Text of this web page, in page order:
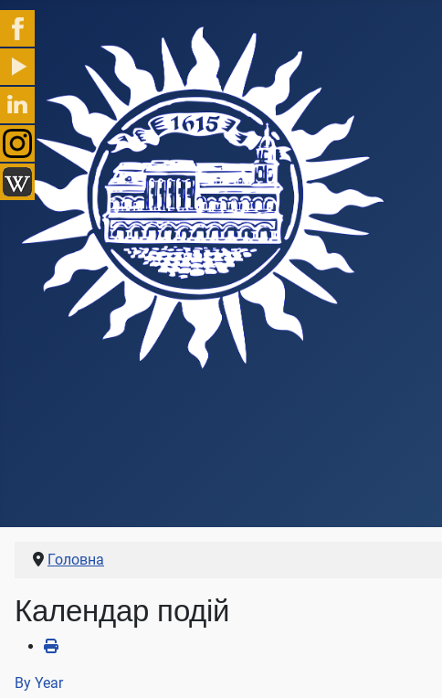
Головна
Календар подій
By Year